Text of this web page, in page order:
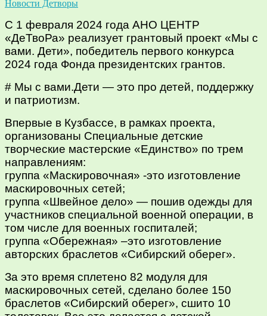
Новости Детворы
С 1 февраля 2024 года АНО ЦЕНТР
«ДеТвоРа» реализует грантовый проект «Мы с
вами. Дети», победитель первого конкурса
2024 года Фонда президентских грантов.
# Мы с вами.Дети — это про детей, поддержку
и патриотизм.
Впервые в Кузбассе, в рамках проекта,
организованы Специальные детские
творческие мастерские «Единство» по трем
направлениям:
группа «Маскировочная» -это изготовление
маскировочных сетей;
группа «Швейное дело» — пошив одежды для
участников специальной военной операции, в
том числе для военных госпиталей;
группа «Обережная» –это изготовление
авторских браслетов «Сибирский оберег».
За это время сплетено 82 модуля для
маскировочных сетей, сделано более 150
браслетов «Сибирский оберег», сшито 10